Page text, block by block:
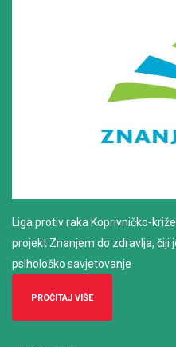
Liga protiv raka Koprivničko-
projekt Znanjem do zdravlja, čiji
psihološko savjetovanje
PROČITAJ VIŠE